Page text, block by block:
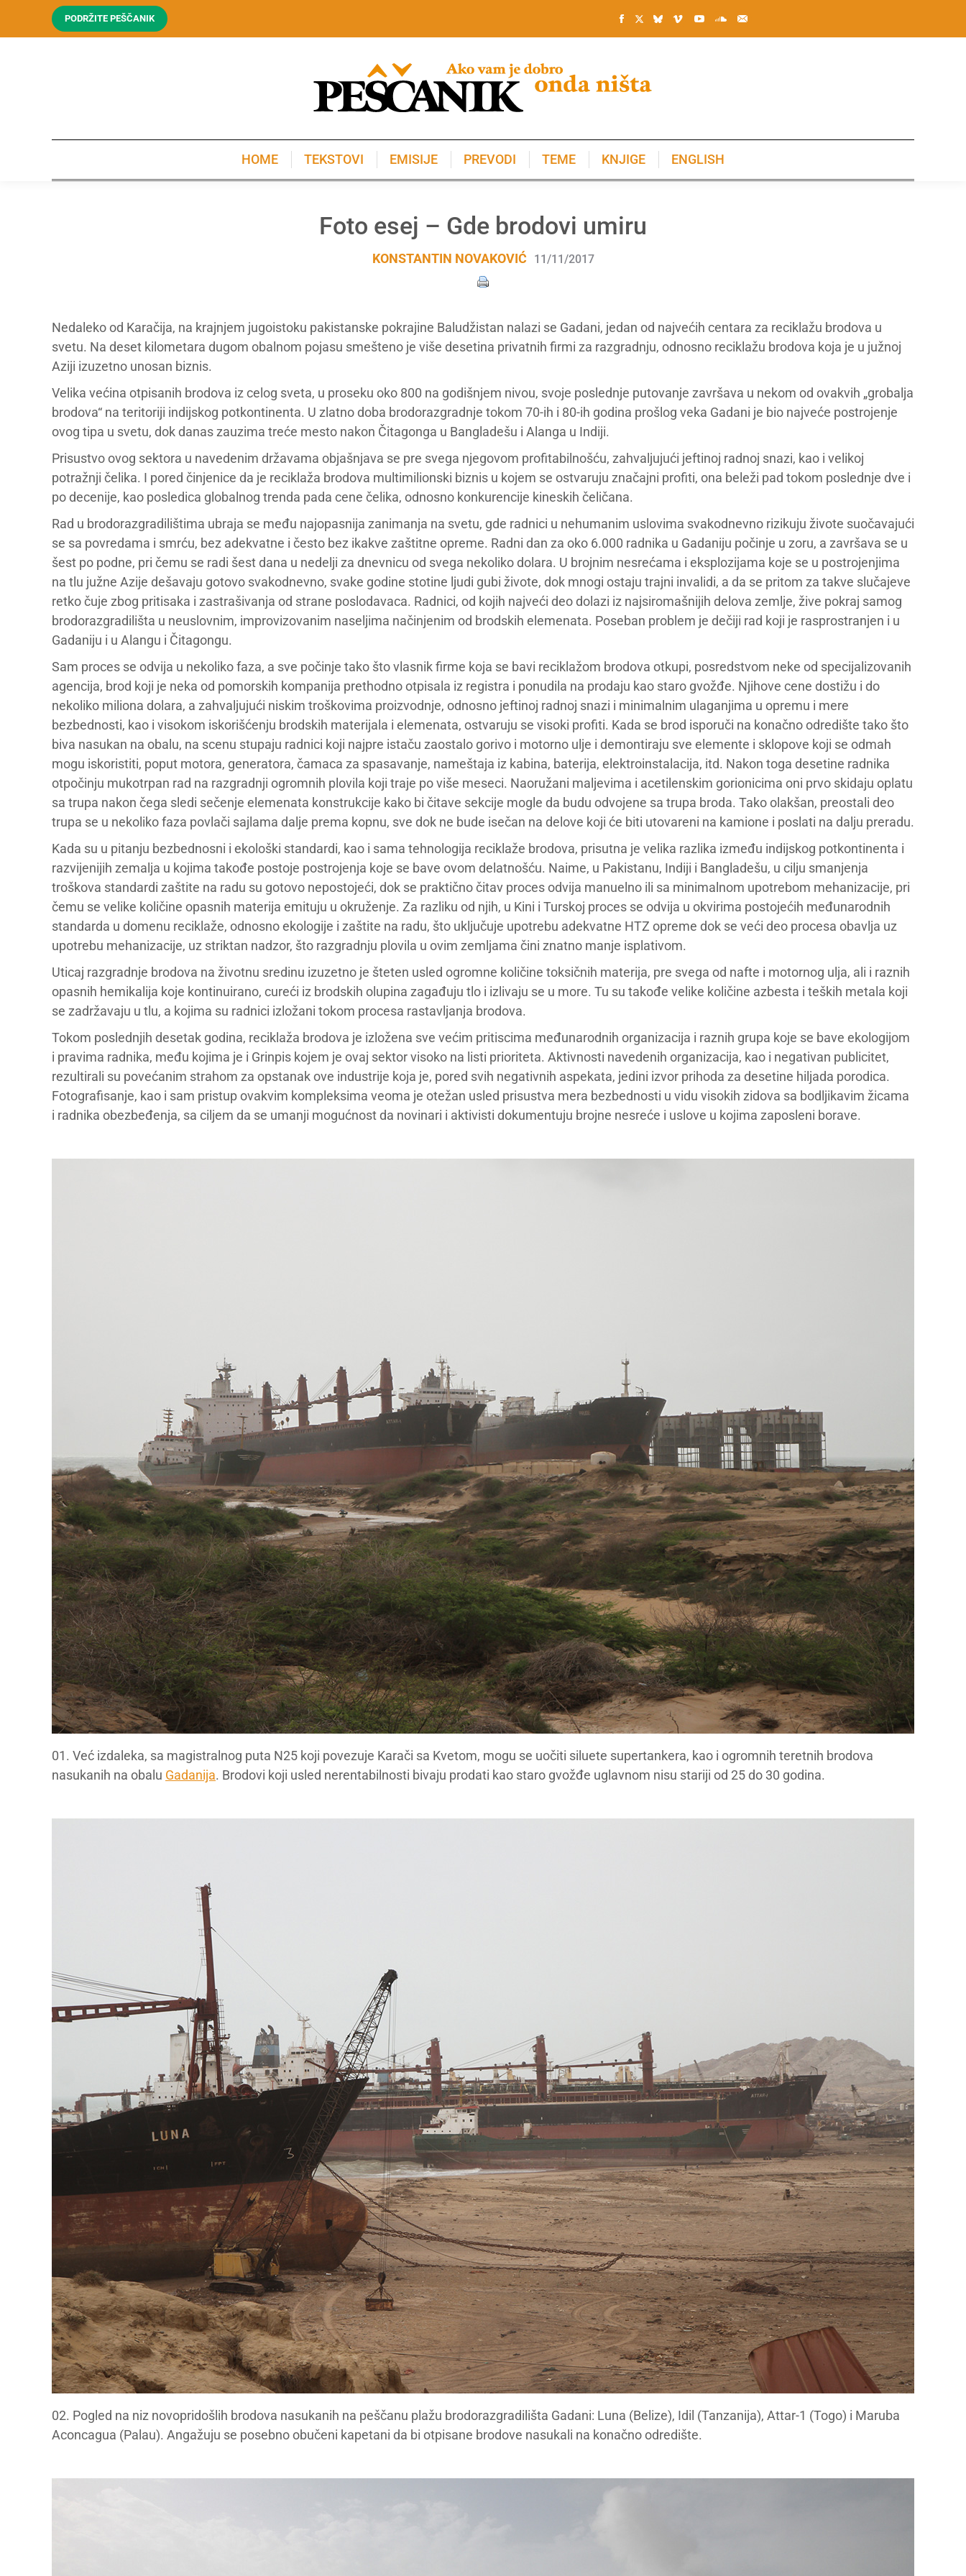
PODRŽITE PEŠČANIK
HOME TEKSTOVI EMISIJE PREVODI TEME KNJIGE ENGLISH
Foto esej – Gde brodovi umiru
KONSTANTIN NOVAKOVIĆ 11/11/2017
Nedaleko od Karačija, na krajnjem jugoistoku pakistanske pokrajine Baludžistan nalazi se Gadani, jedan od najvećih centara za reciklažu brodova u
svetu. Na deset kilometara dugom obalnom pojasu smešteno je više desetina privatnih firmi za razgradnju, odnosno reciklažu brodova koja je u južnoj
Aziji izuzetno unosan biznis.
Velika većina otpisanih brodova iz celog sveta, u proseku oko 800 na godišnjem nivou, svoje poslednje putovanje završava u nekom od ovakvih „grobalja
brodova“ na teritoriji indijskog potkontinenta. U zlatno doba brodorazgradnje tokom 70-ih i 80-ih godina prošlog veka Gadani je bio najveće postrojenje
ovog tipa u svetu, dok danas zauzima treće mesto nakon Čitagonga u Bangladešu i Alanga u Indiji.
Prisustvo ovog sektora u navedenim državama objašnjava se pre svega njegovom profitabilnošću, zahvaljujući jeftinoj radnoj snazi, kao i velikoj
potražnji čelika. I pored činjenice da je reciklaža brodova multimilionski biznis u kojem se ostvaruju značajni profiti, ona beleži pad tokom poslednje dve i
po decenije, kao posledica globalnog trenda pada cene čelika, odnosno konkurencije kineskih čeličana.
Rad u brodorazgradilištima ubraja se među najopasnija zanimanja na svetu, gde radnici u nehumanim uslovima svakodnevno rizikuju živote suočavajući
se sa povredama i smrću, bez adekvatne i često bez ikakve zaštitne opreme. Radni dan za oko 6.000 radnika u Gadaniju počinje u zoru, a završava se u
šest po podne, pri čemu se radi šest dana u nedelji za dnevnicu od svega nekoliko dolara. U brojnim nesrećama i eksplozijama koje se u postrojenjima
na tlu južne Azije dešavaju gotovo svakodnevno, svake godine stotine ljudi gubi živote, dok mnogi ostaju trajni invalidi, a da se pritom za takve slučajeve
retko čuje zbog pritisaka i zastrašivanja od strane poslodavaca. Radnici, od kojih najveći deo dolazi iz najsiromašnijih delova zemlje, žive pokraj samog
brodorazgradilišta u neuslovnim, improvizovanim naseljima načinjenim od brodskih elemenata. Poseban problem je dečiji rad koji je rasprostranjen i u
Gadaniju i u Alangu i Čitagongu.
Sam proces se odvija u nekoliko faza, a sve počinje tako što vlasnik firme koja se bavi reciklažom brodova otkupi, posredstvom neke od specijalizovanih
agencija, brod koji je neka od pomorskih kompanija prethodno otpisala iz registra i ponudila na prodaju kao staro gvožđe. Njihove cene dostižu i do
nekoliko miliona dolara, a zahvaljujući niskim troškovima proizvodnje, odnosno jeftinoj radnoj snazi i minimalnim ulaganjima u opremu i mere
bezbednosti, kao i visokom iskorišćenju brodskih materijala i elemenata, ostvaruju se visoki profiti. Kada se brod isporuči na konačno odredište tako što
biva nasukan na obalu, na scenu stupaju radnici koji najpre istaču zaostalo gorivo i motorno ulje i demontiraju sve elemente i sklopove koji se odmah
mogu iskoristiti, poput motora, generatora, čamaca za spasavanje, nameštaja iz kabina, baterija, elektroinstalacija, itd. Nakon toga desetine radnika
otpočinju mukotrpan rad na razgradnji ogromnih plovila koji traje po više meseci. Naoružani maljevima i acetilenskim gorionicima oni prvo skidaju oplatu
sa trupa nakon čega sledi sečenje elemenata konstrukcije kako bi čitave sekcije mogle da budu odvojene sa trupa broda. Tako olakšan, preostali deo
trupa se u nekoliko faza povlači sajlama dalje prema kopnu, sve dok ne bude isečan na delove koji će biti utovareni na kamione i poslati na dalju preradu.
Kada su u pitanju bezbednosni i ekološki standardi, kao i sama tehnologija reciklaže brodova, prisutna je velika razlika između indijskog potkontinenta i
razvijenijih zemalja u kojima takođe postoje postrojenja koje se bave ovom delatnošću. Naime, u Pakistanu, Indiji i Bangladešu, u cilju smanjenja
troškova standardi zaštite na radu su gotovo nepostojeći, dok se praktično čitav proces odvija manuelno ili sa minimalnom upotrebom mehanizacije, pri
čemu se velike količine opasnih materija emituju u okruženje. Za razliku od njih, u Kini i Turskoj proces se odvija u okvirima postojećih međunarodnih
standarda u domenu reciklaže, odnosno ekologije i zaštite na radu, što uključuje upotrebu adekvatne HTZ opreme dok se veći deo procesa obavlja uz
upotrebu mehanizacije, uz striktan nadzor, što razgradnju plovila u ovim zemljama čini znatno manje isplativom.
Uticaj razgradnje brodova na životnu sredinu izuzetno je šteten usled ogromne količine toksičnih materija, pre svega od nafte i motornog ulja, ali i raznih
opasnih hemikalija koje kontinuirano, cureći iz brodskih olupina zagađuju tlo i izlivaju se u more. Tu su takođe velike količine azbesta i teških metala koji
se zadržavaju u tlu, a kojima su radnici izložani tokom procesa rastavljanja brodova.
Tokom poslednjih desetak godina, reciklaža brodova je izložena sve većim pritiscima međunarodnih organizacija i raznih grupa koje se bave ekologijom
i pravima radnika, među kojima je i Grinpis kojem je ovaj sektor visoko na listi prioriteta. Aktivnosti navedenih organizacija, kao i negativan publicitet,
rezultirali su povećanim strahom za opstanak ove industrije koja je, pored svih negativnih aspekata, jedini izvor prihoda za desetine hiljada porodica.
Fotografisanje, kao i sam pristup ovakvim kompleksima veoma je otežan usled prisustva mera bezbednosti u vidu visokih zidova sa bodljikavim žicama
i radnika obezbeđenja, sa ciljem da se umanji mogućnost da novinari i aktivisti dokumentuju brojne nesreće i uslove u kojima zaposleni borave.
01. Već izdaleka, sa magistralnog puta N25 koji povezuje Karači sa Kvetom, mogu se uočiti siluete supertankera, kao i ogromnih teretnih brodova
nasukanih na obalu Gadanija. Brodovi koji usled nerentabilnosti bivaju prodati kao staro gvožđe uglavnom nisu stariji od 25 do 30 godina.
02. Pogled na niz novopridošlih brodova nasukanih na peščanu plažu brodorazgradilišta Gadani: Luna (Belize), Idil (Tanzanija), Attar-1 (Togo) i Maruba
Aconcagua (Palau). Angažuju se posebno obučeni kapetani da bi otpisane brodove nasukali na konačno odredište.
KNJIGE ENGLISH